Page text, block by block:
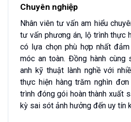
Chuyên nghiệp
Nhân viên tư vấn am hiểu
tư vấn phương án, lộ trình thực
có lựa chọn phù hợp nhất
móc an toàn. Đồng hành cùng
anh kỹ thuật lành nghề với
thực hiện hàng trăm nghìn
trình đóng gói hoàn thành xuất
kỳ sai sót ảnh hưởng đến uy tín